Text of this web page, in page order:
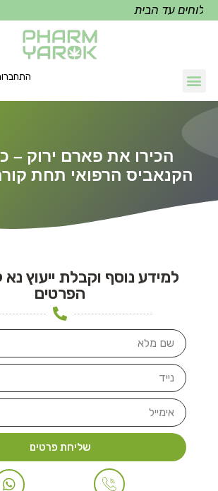
עד הבית
הכירו את פארם ירוק –
הקנאביס הרפואי תחת
למידע נוסף וקבלת ייעוץ
הפרטים
שליחת פרטים